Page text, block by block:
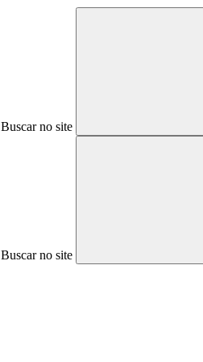
Buscar no site
Buscar no site